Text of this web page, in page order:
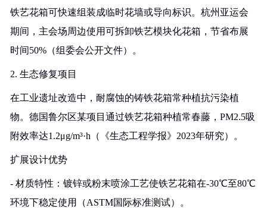
铁艺花箱可快速组装成临时花墙或导向标识。杭州亚运会
期间，主会场周边使用可拆卸铁艺模块化花箱，节省布展
时间50%（组委会公开文件）。
2. 生态修复项目
在工业遗址改造中，耐腐蚀的铸铁花箱常种植抗污染植
物。德国鲁尔区某项目通过铁艺花箱种植常春藤，PM2.5吸
附效率达1.2μg/m³·h（《生态工程学报》2023年研究）。
扩展设计优势
- 材质特性：镀锌或粉末喷涂工艺使铁艺花箱在-30℃至80℃
环境下稳定使用（ASTM国际标准测试）。